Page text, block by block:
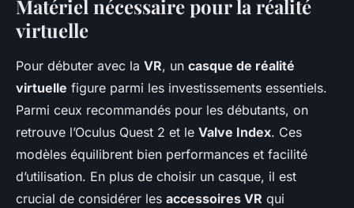
Matériel nécessaire pour la réalité
virtuelle
Pour débuter avec la VR, un casque de réalité
virtuelle figure parmi les investissements essentiels.
Parmi ceux recommandés pour les débutants, on
retrouve l’Oculus Quest 2 et le Valve Index. Ces
modèles équilibrent bien performances et facilité
d’utilisation. En plus de choisir un casque, il est
crucial de considérer les accessoires VR qui